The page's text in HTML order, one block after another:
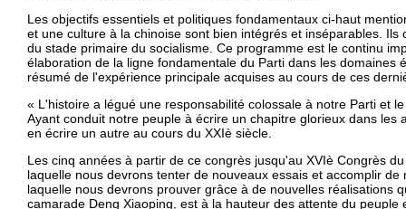
Les objectifs essentiels et politiques fondamentaux ci-haut
et une culture à la chinoise sont bien intégrés et inséparables.
du stade primaire du socialisme. Ce programme est le continu
élaboration de la ligne fondamentale du Parti dans les domaines
résumé de l'expérience principale acquises au cours de ces
« L'histoire a légué une responsabilité colossale à notre Parti et
Ayant conduit notre peuple à écrire un chapitre glorieux dans les
en écrire un autre au cours du XXIè siècle.
Les cinq années à partir de ce congrès jusqu'au XVIè Congrès
laquelle nous devrons tenter de nouveaux essais et accomplir
laquelle nous devrons prouver grâce à de nouvelles réalisations
camarade Deng Xiaoping, est à la hauteur des attente du